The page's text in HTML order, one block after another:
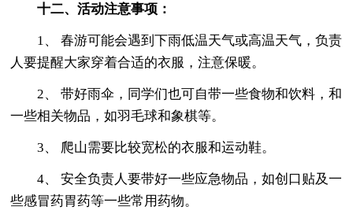
十二、活动注意事项：
1、 春游可能会遇到下雨低温天气或高温天气，负责
人要提醒大家穿着合适的衣服，注意保暖。
2、 带好雨伞，同学们也可自带一些食物和饮料，和
一些相关物品，如羽毛球和象棋等。
3、 爬山需要比较宽松的衣服和运动鞋。
4、 安全负责人要带好一些应急物品，如创口贴及一
些感冒药胃药等一些常用药物。